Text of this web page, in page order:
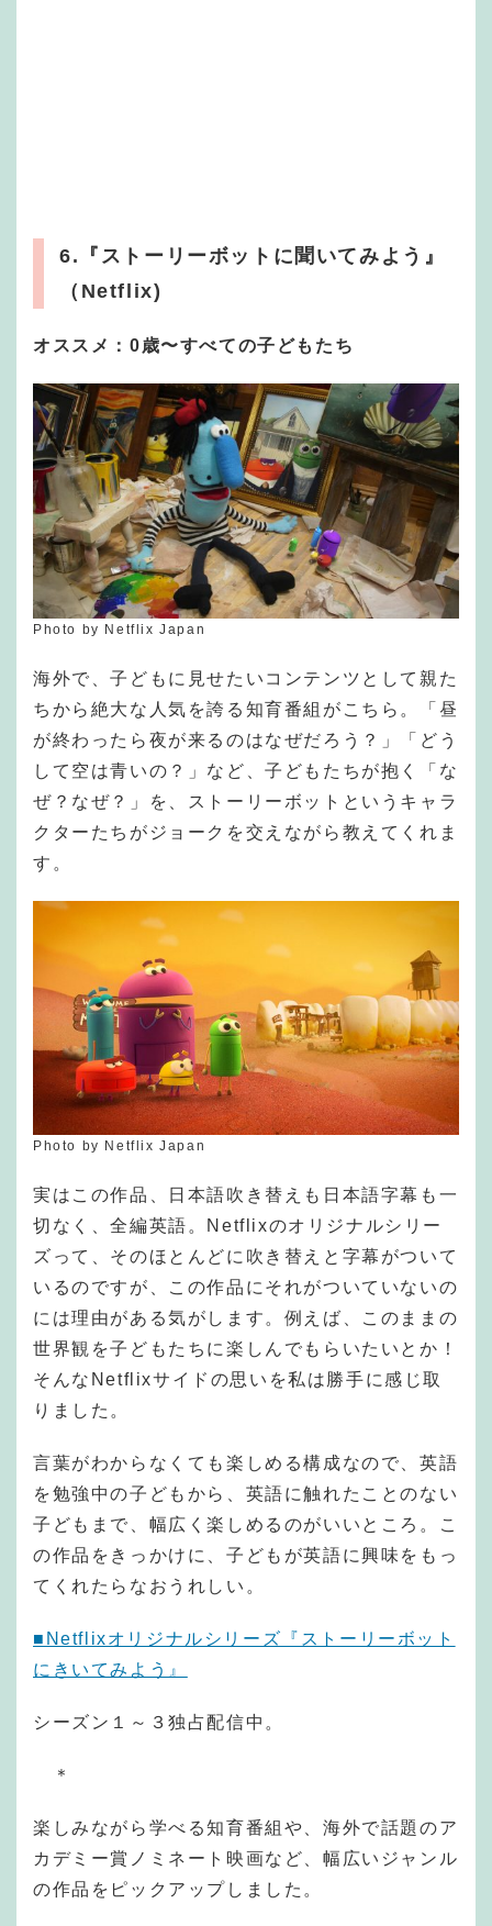
6.『ストーリーボットに聞いてみよう』
（Netflix)
オススメ：0歳〜すべての子どもたち
Photo by Netflix Japan
海外で、子どもに見せたいコンテンツとして親た
ちから絶大な人気を誇る知育番組がこちら。「昼
が終わったら夜が来るのはなぜだろう？」「どう
して空は青いの？」など、子どもたちが抱く「な
ぜ？なぜ？」を、ストーリーボットというキャラ
クターたちがジョークを交えながら教えてくれま
す。
Photo by Netflix Japan
実はこの作品、日本語吹き替えも日本語字幕も一
切なく、全編英語。Netflixのオリジナルシリー
ズって、そのほとんどに吹き替えと字幕がついて
いるのですが、この作品にそれがついていないの
には理由がある気がします。例えば、このままの
世界観を子どもたちに楽しんでもらいたいとか！
そんなNetflixサイドの思いを私は勝手に感じ取
りました。
言葉がわからなくても楽しめる構成なので、英語
を勉強中の子どもから、英語に触れたことのない
子どもまで、幅広く楽しめるのがいいところ。こ
の作品をきっかけに、子どもが英語に興味をもっ
てくれたらなおうれしい。
■Netflixオリジナルシリーズ『ストーリーボット
にきいてみよう』
シーズン１～３独占配信中。
＊
楽しみながら学べる知育番組や、海外で話題のア
カデミー賞ノミネート映画など、幅広いジャンル
の作品をピックアップしました。